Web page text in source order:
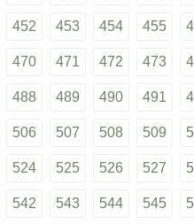
452 453 454 455
470 471 472 473
488 489 490 491
506 507 508 509
524 525 526 527
542 543 544 545